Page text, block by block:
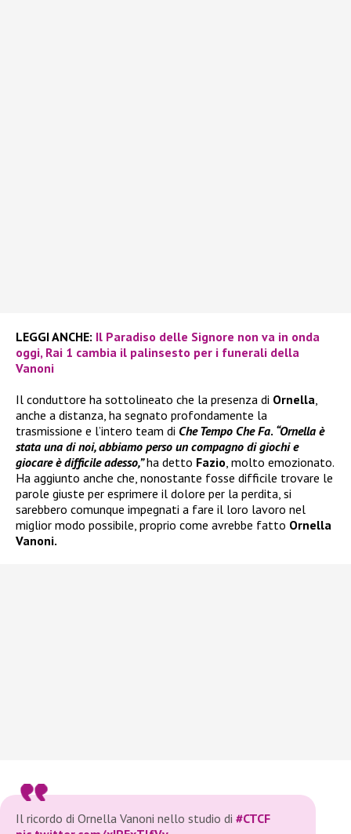
LEGGI ANCHE: Il Paradiso delle Signore non va in onda
oggi, Rai 1 cambia il palinsesto per i funerali della
Vanoni
Il conduttore ha sottolineato che la presenza di Ornella
anche a distanza, ha segnato profondamente la
trasmissione e l’intero team di Che Tempo Che Fa. “Ornella è
stata una di noi, abbiamo perso un compagno di giochi e
giocare è difficile adesso,”ha detto Fazio , molto emozionato.
Ha aggiunto anche che, nonostante fosse difficile trovare le
parole giuste per esprimere il dolore per la perdita, si
sarebbero comunque impegnati a fare il loro lavoro nel
miglior modo possibile, proprio come avrebbe fatto Ornella
Vanoni.
Il ricordo di Ornella Vanoni nello studio di #CTCF